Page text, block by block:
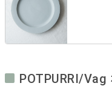
POTPURRI/Vag